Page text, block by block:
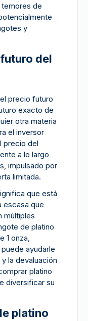
de
y
del
precio futuro
exacto de
otra materia
el inversor
precio del
a lo largo
impulsado por
limitada.
que está
escasa que
múltiples
de platino
1 onza,
ayudarle
la devaluación
platino
diversificar su
platino